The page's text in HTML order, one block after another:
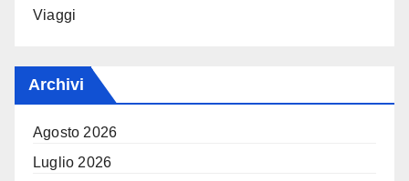
Viaggi
Archivi
Agosto 2026
Luglio 2026